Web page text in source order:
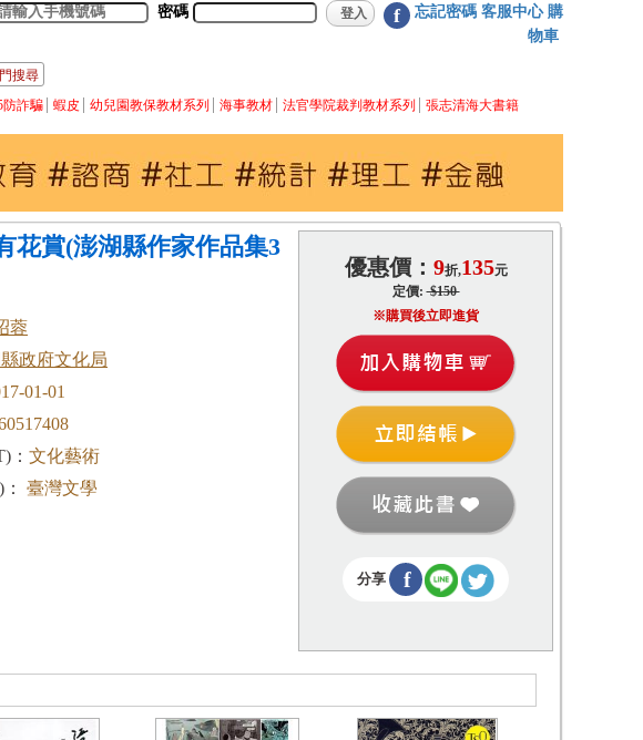
密碼 f 忘記密碼 客服中心 購
物車
搜尋
防詐騙
蝦皮 幼兒園教保教材系列 海事教材 法官學院裁判教材系列 張志清海大書籍
花賞(澎湖縣作家作品集3
蓉
政府文化局
01-01
： 文化藝術
臺灣文學
優惠價： 9折,135元
定價:$150
※購買後立即進貨
分享 f